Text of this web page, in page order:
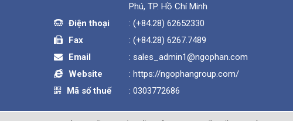
Phú, TP. Hồ Chí Minh
Điện thoại
: (+84.28) 62652330
Fax
: (+84.28) 6267.7489
Email
: sales_admin1@ngophan.com
Website
: https://ngophangroup.com/
Mã số thuế
: 0303772686